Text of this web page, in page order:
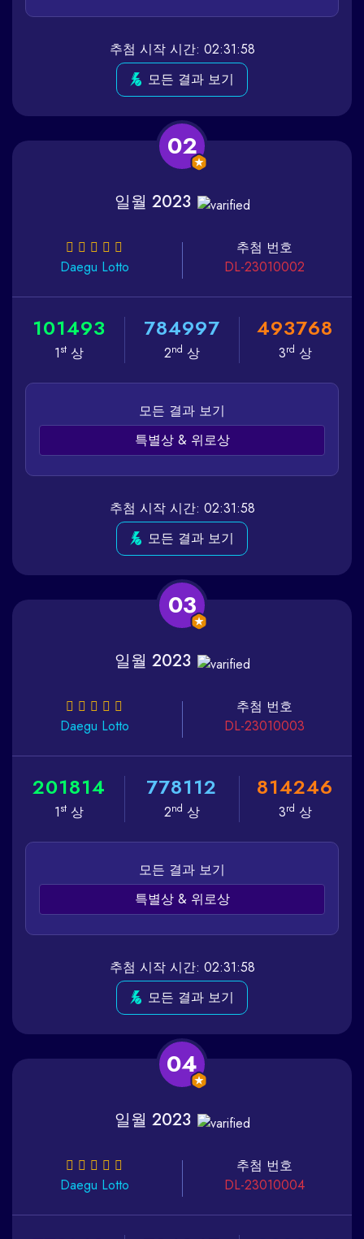
추첨 시작 시간: 02:31:58
모든 결과 보기
02
일월 2023
Daegu Lotto
추첨 번호
DL-23010002
101493
1st상
784997
2nd 상
493768
3rd 상
모든 결과 보기
특별상 & 위로상
추첨 시작 시간: 02:31:58
모든 결과 보기
03
일월 2023
Daegu Lotto
추첨 번호
DL-23010003
201814
1st상
778112
2nd 상
814246
3rd 상
모든 결과 보기
특별상 & 위로상
추첨 시작 시간: 02:31:58
모든 결과 보기
04
일월 2023
Daegu Lotto
추첨 번호
DL-23010004